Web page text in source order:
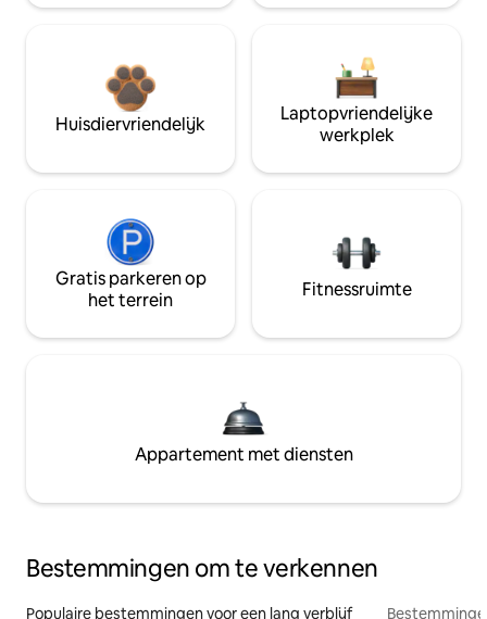
Huisdiervriendelijk
Laptopvriendelijke
werkplek
Gratis parkeren op
het terrein
Fitnessruimte
Appartement met diensten
Bestemmingen om te verkennen
Populaire bestemmingen voor een lang verblijf